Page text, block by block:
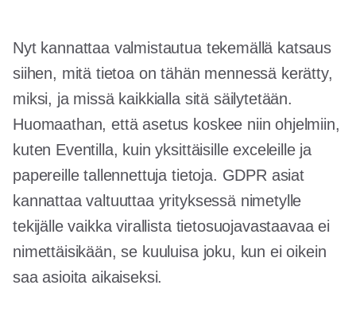
Nyt kannattaa valmistautua tekemällä katsaus
siihen, mitä tietoa on tähän mennessä kerätty,
miksi, ja missä kaikkialla sitä säilytetään.
Huomaathan, että asetus koskee niin ohjelmiin,
kuten Eventilla, kuin yksittäisille exceleille ja
papereille tallennettuja tietoja. GDPR asiat
kannattaa valtuuttaa yrityksessä nimetylle
tekijälle vaikka virallista tietosuojavastaavaa ei
nimettäisikään, se kuuluisa joku, kun ei oikein
saa asioita aikaiseksi.